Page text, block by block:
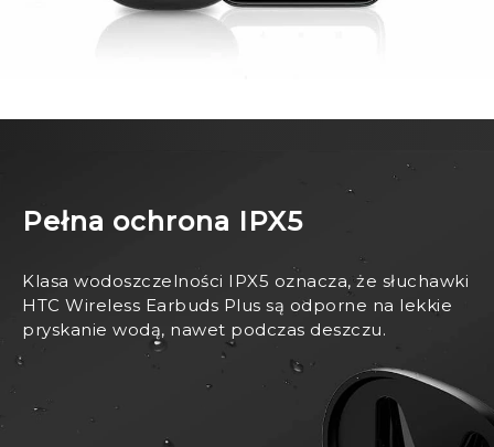
Pełna ochrona IPX5
Klasa wodoszczelności IPX5 oznacza, że słuchawki
HTC Wireless Earbuds Plus są odporne na lekkie
pryskanie wodą, nawet podczas deszczu.